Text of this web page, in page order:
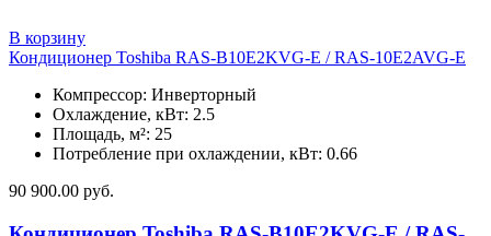
В корзину
Кондиционер Toshiba RAS-B10E2KVG-E / RAS-10E2AVG-E
Компрессор: Инверторный
Охлаждение, кВт: 2.5
Площадь, м²: 25
Потребление при охлаждении, кВт: 0.66
90 900.00 руб.